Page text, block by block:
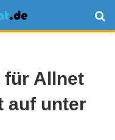
für Allnet
auf unter